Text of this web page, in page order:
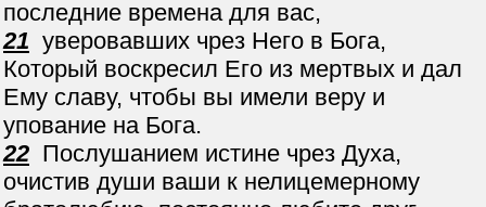
последние времена для вас,
21 уверовавших чрез Него в Бога,
Который воскресил Его из мертвых и дал
Ему славу, чтобы вы имели веру и
упование на Бога.
22 Послушанием истине чрез Духа,
очистив души ваши к нелицемерному